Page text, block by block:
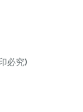
必究)